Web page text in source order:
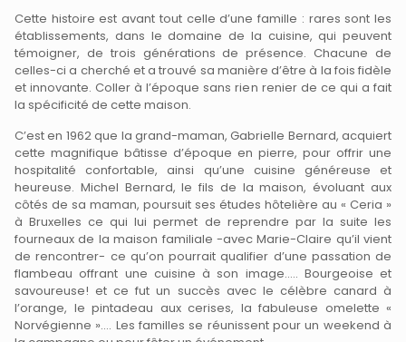
Cette histoire est avant tout celle d’une famille : rares sont les
établissements, dans le domaine de la cuisine, qui peuvent
témoigner, de trois générations de présence. Chacune de
celles-ci a cherché et a trouvé sa manière d’être à la fois fidèle
et innovante. Coller à l’époque sans rien renier de ce qui a fait
la spécificité de cette maison.
C’est en 1962 que la grand-maman, Gabrielle Bernard, acquiert
cette magnifique bâtisse d’époque en pierre, pour offrir une
hospitalité confortable, ainsi qu’une cuisine généreuse et
heureuse. Michel Bernard, le fils de la maison, évoluant aux
côtés de sa maman, poursuit ses études hôtelière au « Ceria »
à Bruxelles ce qui lui permet de reprendre par la suite les
fourneaux de la maison familiale -avec Marie-Claire qu’il vient
de rencontrer- ce qu’on pourrait qualifier d’une passation de
flambeau offrant une cuisine à son image….. Bourgeoise et
savoureuse! et ce fut un succès avec le célèbre canard à
l’orange, le pintadeau aux cerises, la fabuleuse omelette «
Norvégienne »…. Les familles se réunissent pour un weekend à